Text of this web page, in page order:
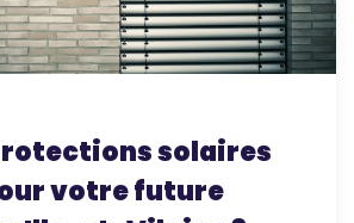
solaires
votre future